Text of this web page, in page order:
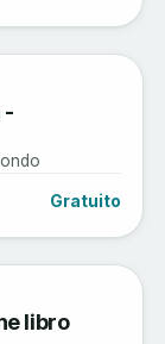
-
Gratuito
libro